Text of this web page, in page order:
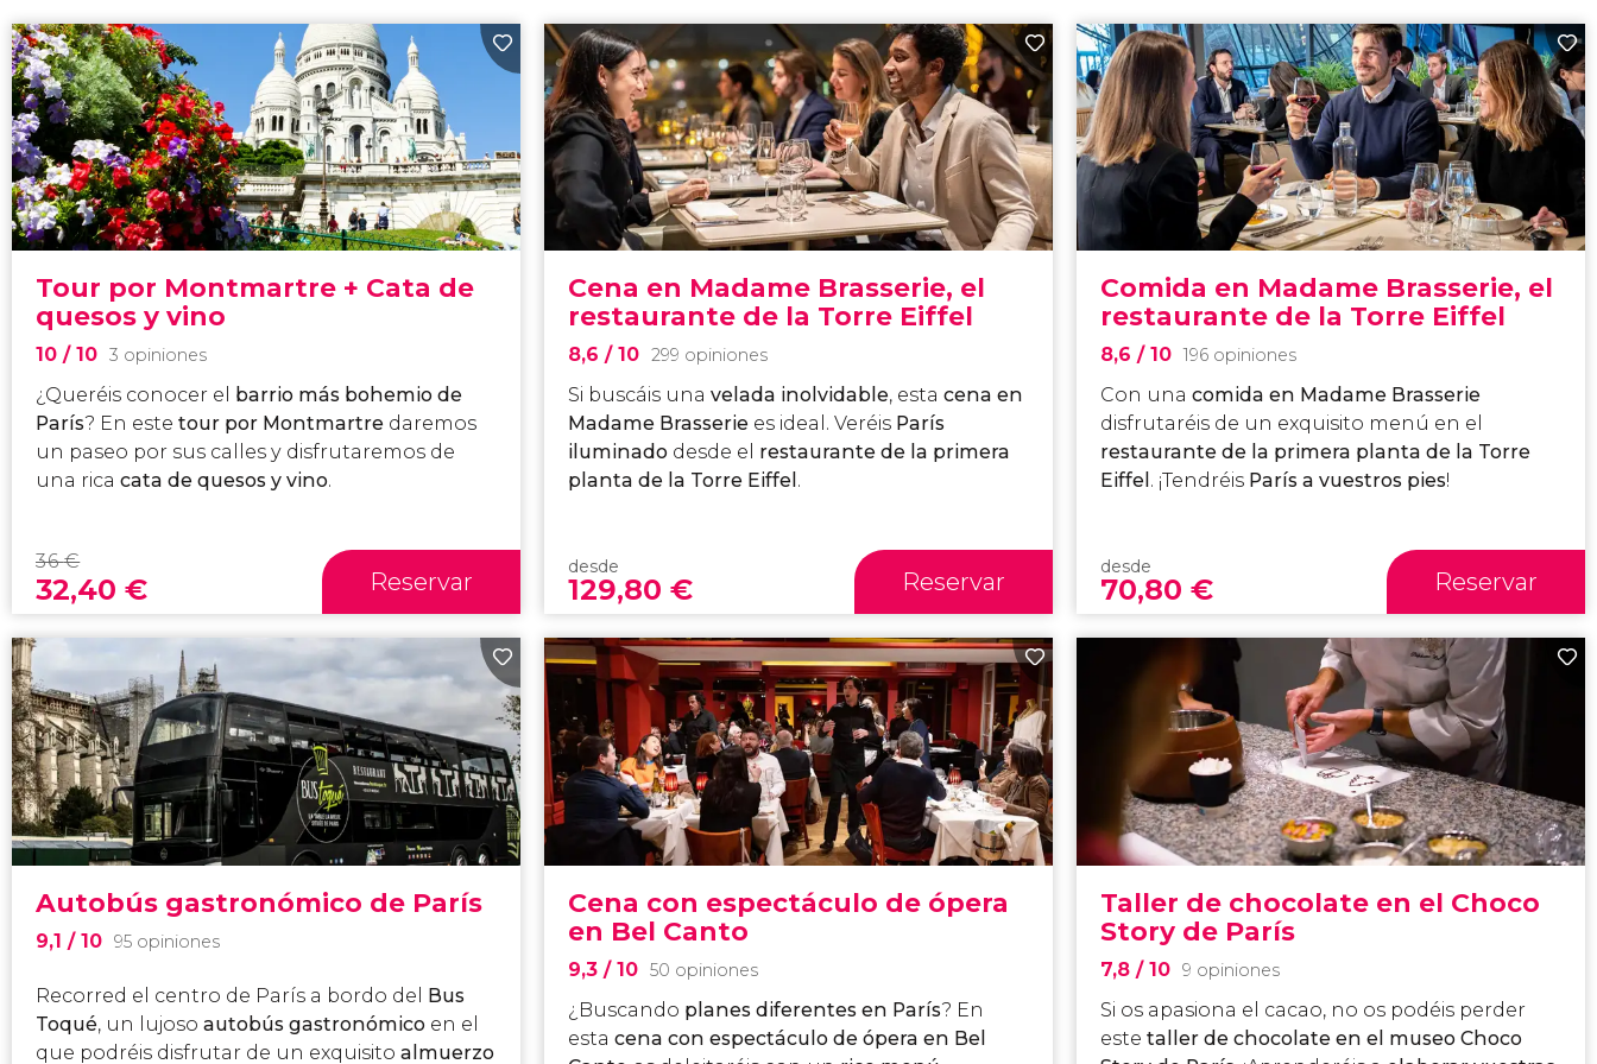
Tour por Montmartre + Cata de
quesos y vino
10/ 10 3 opiniones
¿Queréis conocer el barrio más bohemio de
París? En estetour por Montmartre daremos
un paseo por sus calles y disfrutaremos de
una ricacata de quesos y vino.
36€
32,40€ Reservar
Cena en Madame Brasserie, el
restaurante de la Torre Eiffel
8,6 / 10 299 opiniones
Si buscáis una velada inolvidable, esta cena en
Madame Brasserie es ideal. Veréis París
iluminado desde el restaurante de la primera
planta de la Torre Eiffel .
desde
129,80 € Reservar
Comida en Madame Brasserie, el
restaurante de la Torre Eiffel
8,6 / 10 196 opiniones
Con una comida en Madame Brasserie
disfrutaréis de un exquisito menú en el
restaurante de la primera planta de la Torre
Eiffel . ¡Tendréis París a vuestros pies!
desde
70,80 € Reservar
Autobús gastronómico de París
9,1/ 10 95 opiniones
Recorred el centro de París a bordo del Bus
Toqué, un lujosoautobús gastronómico en el
que podréis disfrutar de un exquisitoalmuerzo
Cena con espectáculo de ópera
en Bel Canto
9,3 / 10 50 opiniones
¿Buscando planes diferentes en París? En
esta cena con espectáculo de ópera en Bel
Taller de chocolate en el Choco
Story de París
7,8 / 10 9 opiniones
Si os apasiona el cacao, no os podéis perder
este taller de chocolate en el museo Choco